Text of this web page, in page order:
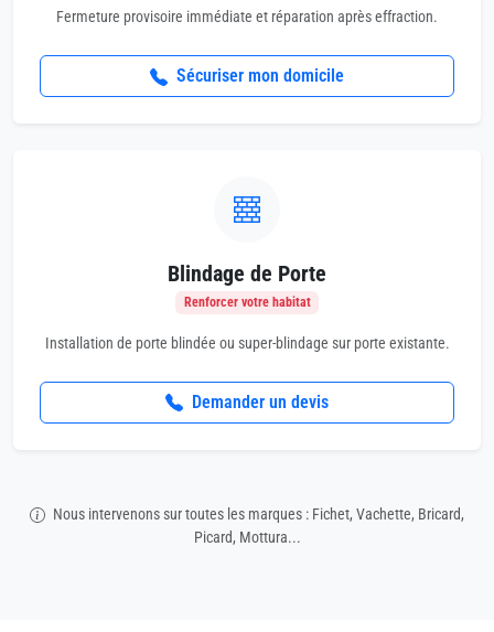
Fermeture provisoire immédiate et réparation après effraction.
Sécuriser mon domicile
Blindage de Porte
Renforcer votre habitat
Installation de porte blindée ou super-blindage sur porte existante.
Demander un devis
Nous intervenons sur toutes les marques : Fichet, Vachette, Bricard,
Picard, Mottura...